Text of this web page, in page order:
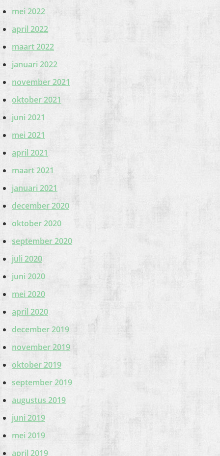
mei 2022
april 2022
maart 2022
januari 2022
november 2021
oktober 2021
juni 2021
mei 2021
april 2021
maart 2021
januari 2021
december 2020
oktober 2020
september 2020
juli 2020
juni 2020
mei 2020
april 2020
december 2019
november 2019
oktober 2019
september 2019
augustus 2019
juni 2019
mei 2019
april 2019